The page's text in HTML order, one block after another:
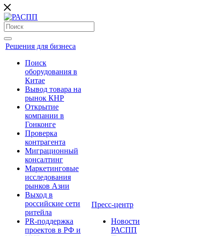
Решения для бизнеса
Поиск
оборудования в
Китае
Вывод товара на
рынок КНР
Открытие
компании в
Гонконге
Проверка
контрагента
Миграционный
консалтинг
Маркетинговые
исследования
рынков Азии
Выход в
российские сети
ритейла
PR-поддержка
проектов в РФ и
Пресс-центр
Новости
РАСПП